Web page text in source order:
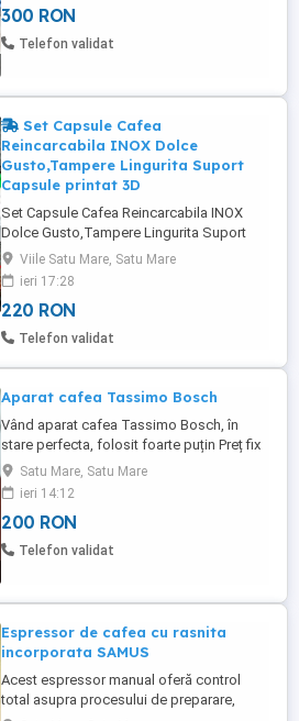
300 RON
Telefon validat
Set Capsule Cafea
Reincarcabila INOX Dolce
Gusto,Tampere Lingurita Suport
Capsule printat 3D
Set Capsule Cafea Reincarcabila INOX
Dolce Gusto,Tampere Lingurita Suport
Capsule printat 3D Set Standard : 2 Buc
Capsule Cafea Reincarcabila INOX Dolce
Gusto, 1 Suport pentru Capsula, 1 Tamper
pentru Cafea Lingurita, 1 Tamper pentru
Filtru Capsula, User Manual. Pret : 220 Set
Viile Satu Mare, Satu Mare
ieri 17:28
220 RON
Telefon validat
Aparat cafea Tassimo Bosch
Vând aparat cafea Tassimo Bosch, în
stare perfecta, folosit foarte puțin Preț fix
Satu Mare, Satu Mare
ieri 14:12
200 RON
Telefon validat
Espressor de cafea cu rasnita
incorporata SAMUS
Acest espressor manual oferă control
total asupra procesului de preparare,